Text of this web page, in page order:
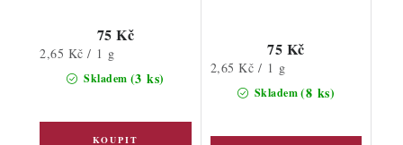
Skladem (3 ks)
75 Kč
Měrná
2,65 Kč / 1 g
Skladem(8 ks)
75 Kč
Měrná
2,65 Kč / 1 g